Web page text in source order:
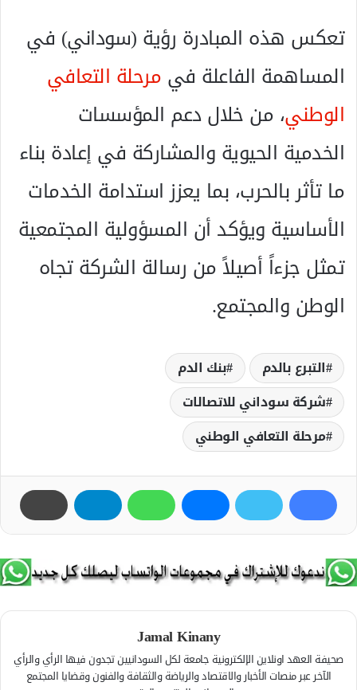
تعكس هذه المبادرة رؤية (سوداني) في
المساهمة الفاعلة فيمرحلة التعافي
الوطني، من خلال دعم المؤسسات
الخدمية الحيوية والمشاركة في إعادة بناء
ما تأثر بالحرب، بما يعزز استدامة الخدمات
الأساسية ويؤكد أن المسؤولية المجتمعية
تمثل جزءاً أصيلاً من رسالة الشركة تجاه
الوطن والمجتمع.
التبرع بالدم
بنك الدم
شركة سوداني للاتصالات
مرحلة التعافي الوطني
Jamal Kinany
صحيفة العهد اونلاين الإلكترونية جامعة لكل السودانيين تجدون فيها الرأي والرأي
الآخر عبر منصات الأخبار والاقتصاد والرياضة والثقافة والفنون وقضايا المجتمع